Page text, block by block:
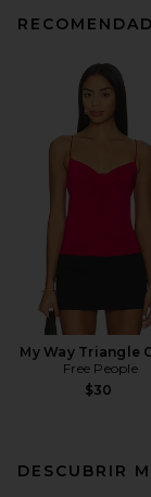
My Way Triangle
Free People
$30
DESCUBRIR